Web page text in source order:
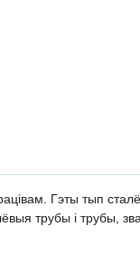
Гэты тып
трубы і трубы,